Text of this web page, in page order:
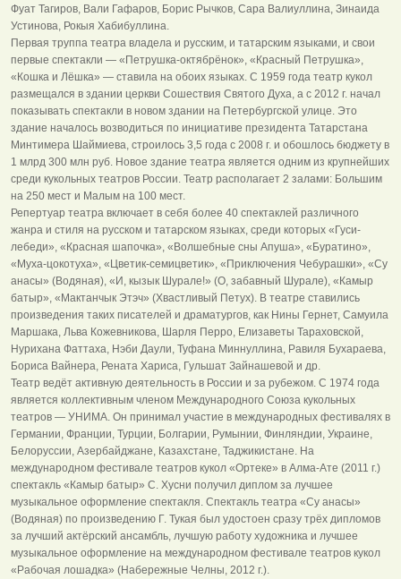
Фуат Тагиров, Вали Гафаров, Борис Рычков, Сара Валиуллина, Зинаида
Устинова, Рокыя Хабибуллина.
Первая труппа театра владела и русским, и татарским языками, и свои
первые спектакли — «Петрушка-октябрёнок», «Красный Петрушка»,
«Кошка и Лёшка» — ставила на обоих языках. С 1959 года театр кукол
размещался в здании церкви Сошествия Святого Духа, а с 2012 г. начал
показывать спектакли в новом здании на Петербургской улице. Это
здание началось возводиться по инициативе президента Татарстана
Минтимера Шаймиева, строилось 3,5 года с 2008 г. и обошлось бюджету в
1 млрд 300 млн руб. Новое здание театра является одним из крупнейших
среди кукольных театров России. Театр располагает 2 залами: Большим
на 250 мест и Малым на 100 мест.
Репертуар театра включает в себя более 40 спектаклей различного
жанра и стиля на русском и татарском языках, среди которых «Гуси-
лебеди», «Красная шапочка», «Волшебные сны Апуша», «Буратино»,
«Муха-цокотуха», «Цветик-семицветик», «Приключения Чебурашки», «Су
анасы» (Водяная), «И, кызык Шурале!» (О, забавный Шурале), «Камыр
батыр», «Мактанчык Этэч» (Хвастливый Петух). В театре ставились
произведения таких писателей и драматургов, как Нины Гернет, Самуила
Маршака, Льва Кожевникова, Шарля Перро, Елизаветы Тараховской,
Нурихана Фаттаха, Нэби Даули, Туфана Миннуллина, Равиля Бухараева,
Бориса Вайнера, Рената Хариса, Гульшат Зайнашевой и др.
Театр ведёт активную деятельность в России и за рубежом. С 1974 года
является коллективным членом Международного Союза кукольных
театров — УНИМА. Он принимал участие в международных фестивалях в
Германии, Франции, Турции, Болгарии, Румынии, Финляндии, Украине,
Белоруссии, Азербайджане, Казахстане, Таджикистане. На
международном фестивале театров кукол «Ортеке» в Алма-Ате (2011 г.)
спектакль «Камыр батыр» С. Хусни получил диплом за лучшее
музыкальное оформление спектакля. Спектакль театра «Су анасы»
(Водяная) по произведению Г. Тукая был удостоен сразу трёх дипломов
за лучший актёрский ансамбль, лучшую работу художника и лучшее
музыкальное оформление на международном фестивале театров кукол
«Рабочая лошадка» (Набережные Челны, 2012 г.).